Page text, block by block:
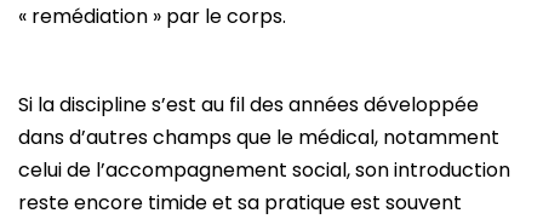
« remédiation » par le corps.
Si la discipline s’est au fil des années développée
dans d’autres champs que le médical, notamment
celui de l’accompagnement social, son introduction
reste encore timide et sa pratique est souvent